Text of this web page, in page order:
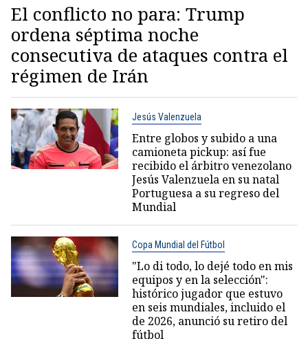
El conflicto no para: Trump
ordena séptima noche
consecutiva de ataques contra el
régimen de Irán
Jesús Valenzuela
Entre globos y subido a una
camioneta pickup: así fue
recibido el árbitro venezolano
Jesús Valenzuela en su natal
Portuguesa a su regreso del
Mundial
Copa Mundial del Fútbol
"Lo di todo, lo dejé todo en mis
equipos y en la selección":
histórico jugador que estuvo
en seis mundiales, incluido el
de 2026, anunció su retiro del
fútbol